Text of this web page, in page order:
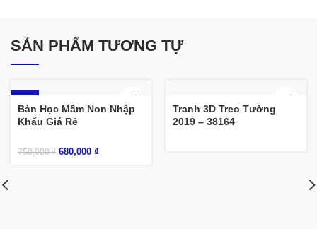
SẢN PHẨM TƯƠNG TỰ
-9%
Bàn Học Mầm Non Nhập
Khẩu Giá Rẻ
750,000₫ 680,000 ₫
Tranh 3D Treo Tường
2019 – 38164